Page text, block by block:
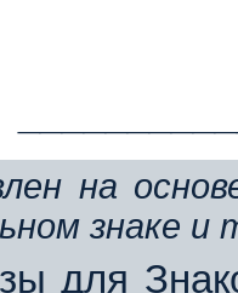
на
знаке
для